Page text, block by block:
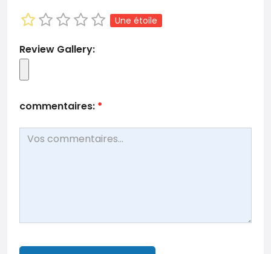
Une étoile
Review Gallery:
commentaires: *